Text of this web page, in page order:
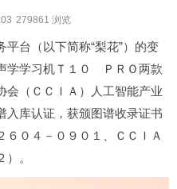
279861 浏览
台（以下简称“梨花”）的变
学学习机Ｔ１０ ＰＲＯ两款
会（ＣＣＩＡ）人工智能产业
入库认证，获颁图谱收录证书
６０４－０９０１、ＣＣＩＡ
。